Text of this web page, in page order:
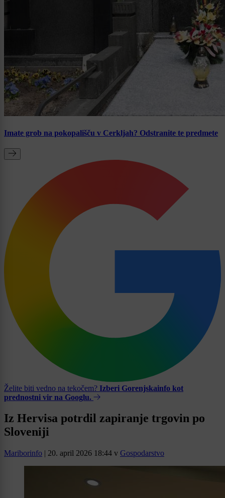
Imate grob na pokopališču v Cerkljah? Odstranite te predmete
Želite biti vedno na tekočem? Izberi Gorenjskainfo kot
prednostni vir na Googlu.
Iz Hervisa potrdil zapiranje trgovin po
Sloveniji
Mariborinfo | 20. april 2026 18:44 v Gospodarstvo